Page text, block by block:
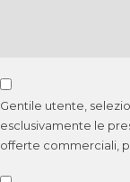
Gentile utente,
esclusivamente le
offerte commerciali,